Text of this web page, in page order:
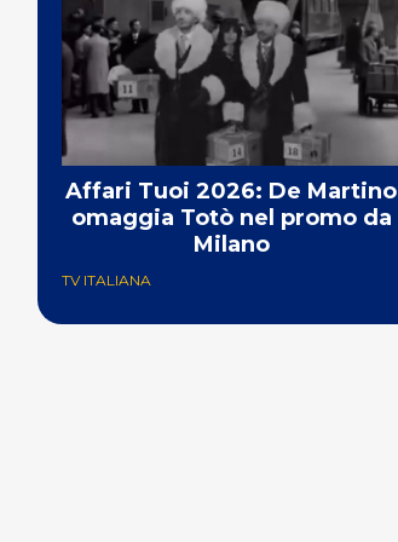
Affari Tuoi 2026: De Martino
omaggia Totò nel promo da
Milano
TV ITALIANA